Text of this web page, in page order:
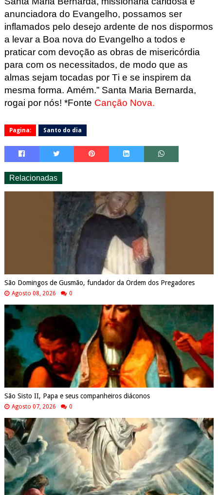
anunciadora do Evangelho, possamos ser
inflamados pelo desejo ardente de nos dispormos
a levar a Boa nova do Evangelho a todos e
praticar com devoção as obras de misericórdia
para com os necessitados, de modo que as
almas sejam tocadas por Ti e se inspirem da
mesma forma. Amém.” Santa Maria Bernarda,
rogai por nós! *Fonte Canção Nova.
Pagina: Santo do dia
Relacionadas
São Domingos de Gusmão, fundador da Ordem dos Pregadores
Agosto 08, 2026 0
São Sisto II, Papa e seus companheiros diáconos
Agosto 07, 2026 0